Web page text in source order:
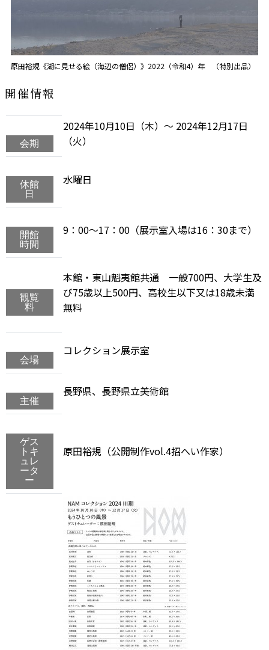
原田裕規《湖に見せる絵（海辺の僧侶）》2022（令和4）年 （特別出品）
開催情報
会期
2024年10月10日（木）～ 2024年12月17日
（火）
休館
日
水曜日
開館
時間
9：00～17：00（展示室入場は16：30まで）
観覧
料
本館・東山魁夷館共通 一般700円、大学生及
び75歳以上500円、高校生以下又は18歳未満
無料
会場
コレクション展示室
主催
長野県、長野県立美術館
ゲス
トキ
ュレ
ータ
ー
原田裕規（公開制作vol.4招へい作家）